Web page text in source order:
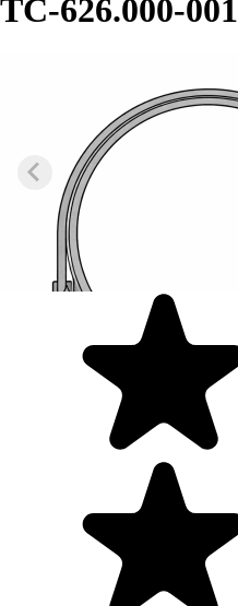
ТС-626.000-001